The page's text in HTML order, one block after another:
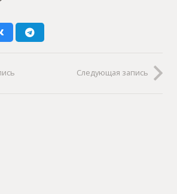
Следующая запись